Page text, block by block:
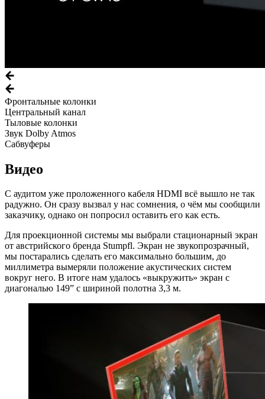
Фронтальные колонки
Центральный канал
Тыловые колонки
Звук Dolby Atmos
Сабвуферы
Видео
С аудитом уже проложенного кабеля HDMI всё вышло не так
радужно. Он сразу вызвал у нас сомнения, о чём мы сообщили
заказчику, однако он попросил оставить его как есть.
Для проекционной системы мы выбрали стационарный экран
от австрийского бренда Stumpfl. Экран не звукопрозрачный,
мы постарались сделать его максимально большим, до
миллиметра вымеряли положение акустических систем
вокруг него. В итоге нам удалось «выкружить» экран с
диагональю 149” с шириной полотна 3,3 м.